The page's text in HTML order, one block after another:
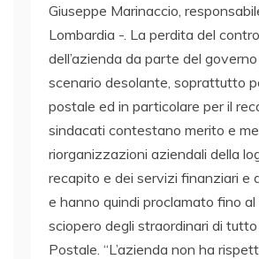
Giuseppe Marinaccio,
Lombardia -. La perdita del
dell’azienda da parte del
scenario desolante, soprattutto
postale ed in particolare per il
sindacati contestano merito e
riorganizzazioni aziendali della
recapito e dei servizi finanziari e
e hanno quindi proclamato fino
sciopero degli straordinari di
Postale. “L’azienda non ha